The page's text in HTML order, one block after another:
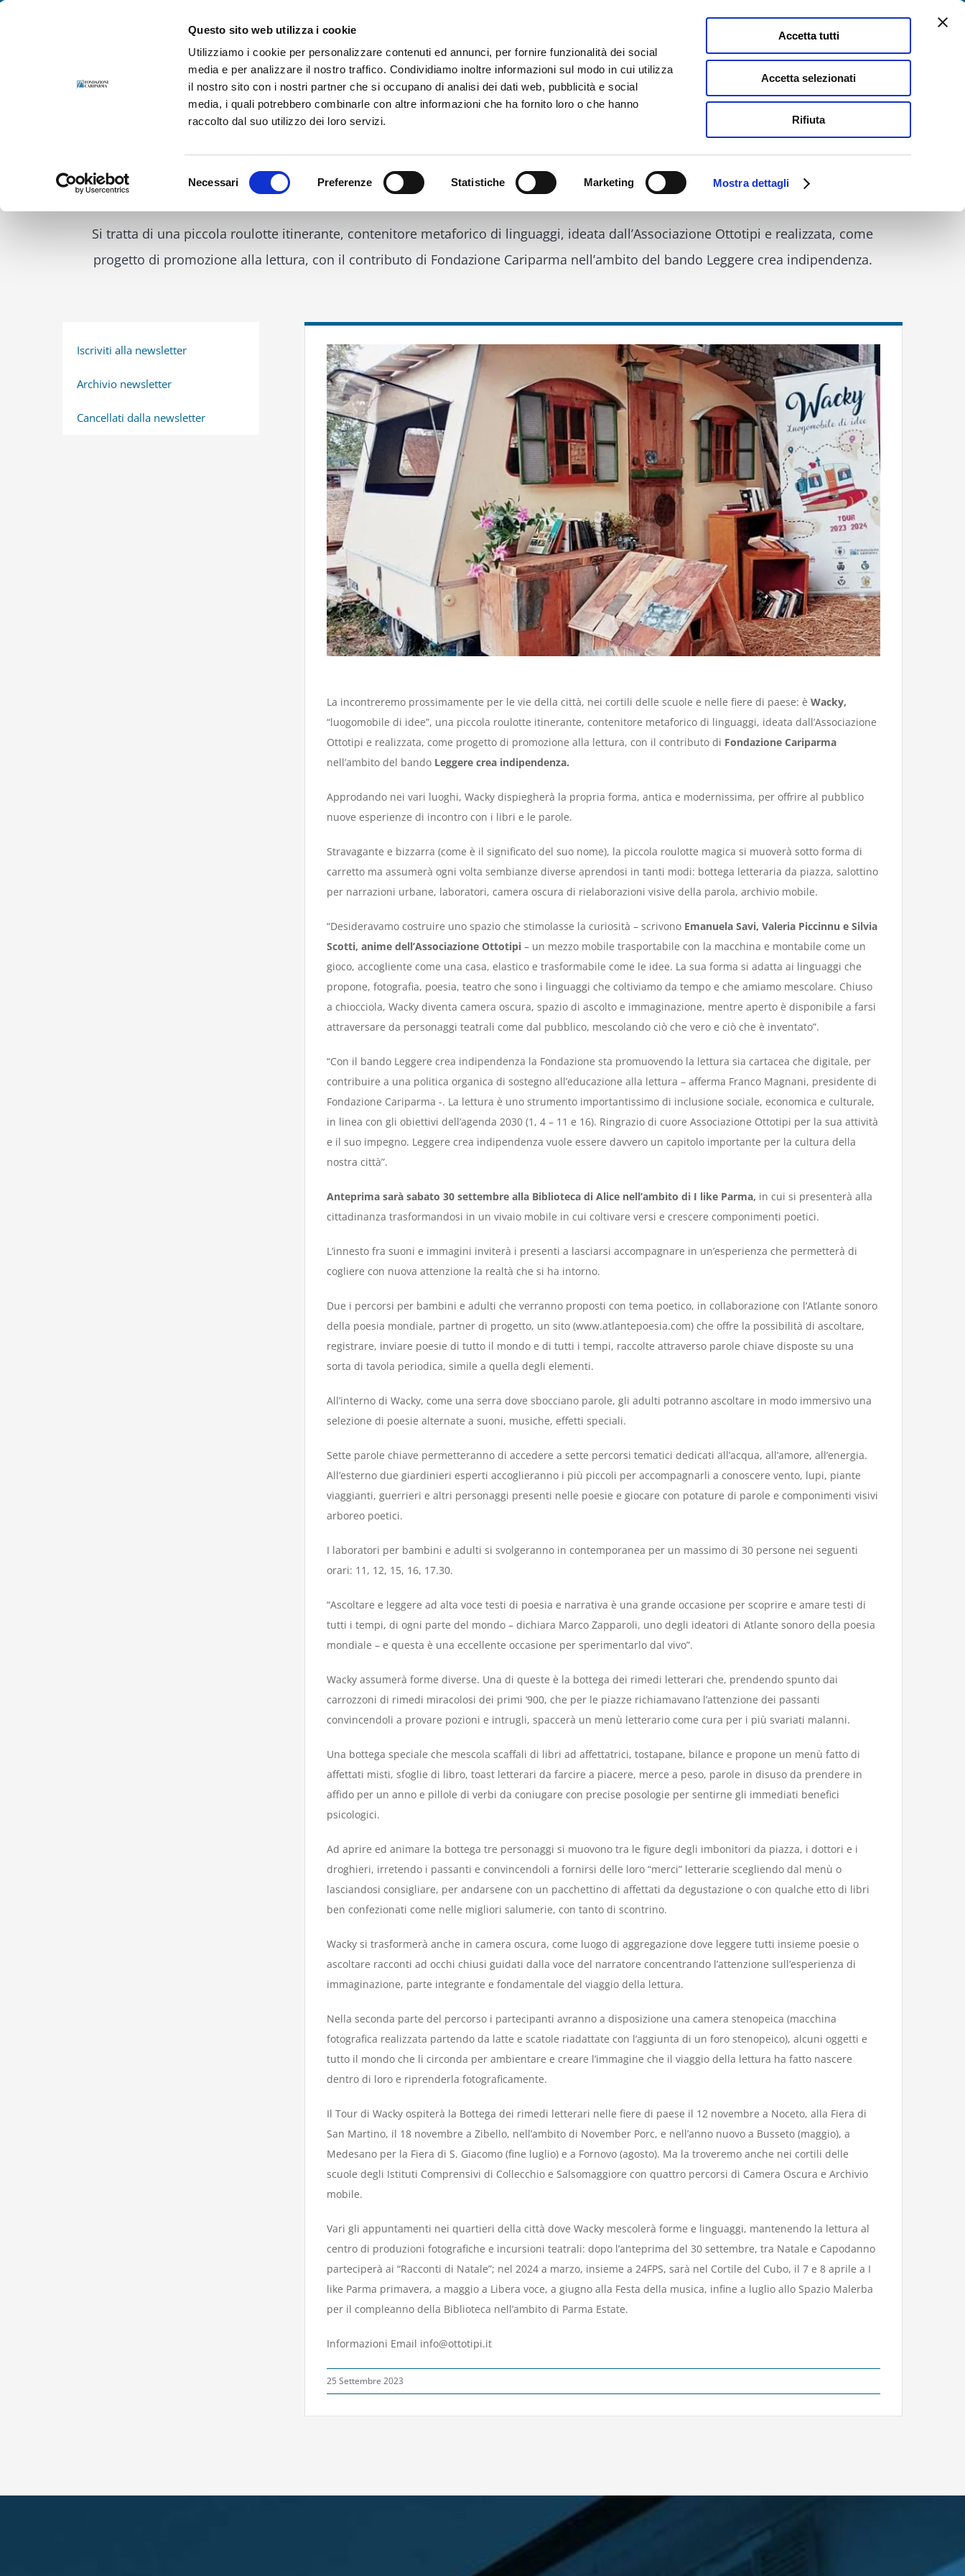
Questo sito web utilizza i cookie
Utilizziamo i cookie per personalizzare contenuti ed annunci, per fornire funzionalità dei social
media e per analizzare il nostro traffico. Condividiamo inoltre informazioni sul modo in cui utilizza
il nostro sito con i nostri partner che si occupano di analisi dei dati web, pubblicità e social
media, i quali potrebbero combinarle con altre informazioni che ha fornito loro o che hanno
raccolto dal suo utilizzo dei loro servizi.
Necessari Preferenze Statistiche Marketing Mostra dettagli
Accetta tutti
Accetta selezionati
Rifiuta
FacebookYouTubeLinkedInInstagramInstagramInstagram
La Fondazione Bilancio e trasparenza Cosa facciamo Comunicazione
Dal 30 settembre arriva Wacky, la “luogomobile” di idee
Si tratta di una piccola roulotte itinerante, contenitore metaforico di linguaggi, ideata dall’Associazione Ottotipi e realizzata, come
progetto di promozione alla lettura, con il contributo di Fondazione Cariparma nell’ambito del bando Leggere crea indipendenza.
Dal 30 settembre arriva Wacky, la “luogomobile” di idee
Ingrandisci
immagine
La incontreremo prossimamente per le vie della città, nei cortili delle scuole e nelle fiere di paese: èWacky,
“luogomobile di idee”, una piccola roulotte itinerante, contenitore metaforico di linguaggi, ideata dall’Associazione
Ottotipi e realizzata, come progetto di promozione alla lettura, con il contributo di Fondazione Cariparma
nell’ambito del bando Leggere crea indipendenza.
Approdando nei vari luoghi, Wacky dispiegherà la propria forma, antica e modernissima, per offrire al pubblico
nuove esperienze di incontro con i libri e le parole.
Stravagante e bizzarra (come è il significato del suo nome), la piccola roulotte magica si muoverà sotto forma di
carretto ma assumerà ogni volta sembianze diverse aprendosi in tanti modi: bottega letteraria da piazza, salottino
per narrazioni urbane, laboratori, camera oscura di rielaborazioni visive della parola, archivio mobile.
“Desideravamo costruire uno spazio che stimolasse la curiosità – scrivono Emanuela Savi, Valeria Piccinnu e Silvia
Scotti, anime dell’Associazione Ottotipi – un mezzo mobile trasportabile con la macchina e montabile come un
gioco, accogliente come una casa, elastico e trasformabile come le idee. La sua forma si adatta ai linguaggi che
propone, fotografia, poesia, teatro che sono i linguaggi che coltiviamo da tempo e che amiamo mescolare. Chiuso
a chiocciola, Wacky diventa camera oscura, spazio di ascolto e immaginazione, mentre aperto è disponibile a farsi
attraversare da personaggi teatrali come dal pubblico, mescolando ciò che vero e ciò che è inventato”.
“Con il bando Leggere crea indipendenza la Fondazione sta promuovendo la lettura sia cartacea che digitale, per
contribuire a una politica organica di sostegno all’educazione alla lettura – afferma Franco Magnani, presidente di
Fondazione Cariparma -. La lettura è uno strumento importantissimo di inclusione sociale, economica e culturale,
in linea con gli obiettivi dell’agenda 2030 (1, 4 – 11 e 16). Ringrazio di cuore Associazione Ottotipi per la sua attività
e il suo impegno. Leggere crea indipendenza vuole essere davvero un capitolo importante per la cultura della
nostra città”.
Anteprima sarà sabato 30 settembre alla Biblioteca di Alice nell’ambito di I like Parma, in cui si presenterà alla
cittadinanza trasformandosi in un vivaio mobile in cui coltivare versi e crescere componimenti poetici.
L’innesto fra suoni e immagini inviterà i presenti a lasciarsi accompagnare in un’esperienza che permetterà di
cogliere con nuova attenzione la realtà che si ha intorno.
Due i percorsi per bambini e adulti che verranno proposti con tema poetico, in collaborazione con l’Atlante sonoro
della poesia mondiale, partner di progetto, un sito (www.atlantepoesia.com) che offre la possibilità di ascoltare,
registrare, inviare poesie di tutto il mondo e di tutti i tempi, raccolte attraverso parole chiave disposte su una
sorta di tavola periodica, simile a quella degli elementi.
All’interno di Wacky, come una serra dove sbocciano parole, gli adulti potranno ascoltare in modo immersivo una
selezione di poesie alternate a suoni, musiche, effetti speciali.
Sette parole chiave permetteranno di accedere a sette percorsi tematici dedicati all’acqua, all’amore, all’energia.
All’esterno due giardinieri esperti accoglieranno i più piccoli per accompagnarli a conoscere vento, lupi, piante
viaggianti, guerrieri e altri personaggi presenti nelle poesie e giocare con potature di parole e componimenti visivi
arboreo poetici.
I laboratori per bambini e adulti si svolgeranno in contemporanea per un massimo di 30 persone nei seguenti
orari: 11, 12, 15, 16, 17.30.
“Ascoltare e leggere ad alta voce testi di poesia e narrativa è una grande occasione per scoprire e amare testi di
tutti i tempi, di ogni parte del mondo – dichiara Marco Zapparoli, uno degli ideatori di Atlante sonoro della poesia
mondiale – e questa è una eccellente occasione per sperimentarlo dal vivo”.
Wacky assumerà forme diverse. Una di queste è la bottega dei rimedi letterari che, prendendo spunto dai
carrozzoni di rimedi miracolosi dei primi ‘900, che per le piazze richiamavano l’attenzione dei passanti
convincendoli a provare pozioni e intrugli, spaccerà un menù letterario come cura per i più svariati malanni.
Una bottega speciale che mescola scaffali di libri ad affettatrici, tostapane, bilance e propone un menù fatto di
affettati misti, sfoglie di libro, toast letterari da farcire a piacere, merce a peso, parole in disuso da prendere in
affido per un anno e pillole di verbi da coniugare con precise posologie per sentirne gli immediati benefici
psicologici.
Ad aprire ed animare la bottega tre personaggi si muovono tra le figure degli imbonitori da piazza, i dottori e i
droghieri, irretendo i passanti e convincendoli a fornirsi delle loro “merci” letterarie scegliendo dal menù o
lasciandosi consigliare, per andarsene con un pacchettino di affettati da degustazione o con qualche etto di libri
ben confezionati come nelle migliori salumerie, con tanto di scontrino.
Wacky si trasformerà anche in camera oscura, come luogo di aggregazione dove leggere tutti insieme poesie o
ascoltare racconti ad occhi chiusi guidati dalla voce del narratore concentrando l’attenzione sull’esperienza di
immaginazione, parte integrante e fondamentale del viaggio della lettura.
Nella seconda parte del percorso i partecipanti avranno a disposizione una camera stenopeica (macchina
fotografica realizzata partendo da latte e scatole riadattate con l’aggiunta di un foro stenopeico), alcuni oggetti e
tutto il mondo che li circonda per ambientare e creare l’immagine che il viaggio della lettura ha fatto nascere
dentro di loro e riprenderla fotograficamente.
Il Tour di Wacky ospiterà la Bottega dei rimedi letterari nelle fiere di paese il 12 novembre a Noceto, alla Fiera di
San Martino, il 18 novembre a Zibello, nell’ambito di November Porc, e nell’anno nuovo a Busseto (maggio), a
Medesano per la Fiera di S. Giacomo (fine luglio) e a Fornovo (agosto). Ma la troveremo anche nei cortili delle
scuole degli Istituti Comprensivi di Collecchio e Salsomaggiore con quattro percorsi di Camera Oscura e Archivio
mobile.
Vari gli appuntamenti nei quartieri della città dove Wacky mescolerà forme e linguaggi, mantenendo la lettura al
centro di produzioni fotografiche e incursioni teatrali: dopo l’anteprima del 30 settembre, tra Natale e Capodanno
parteciperà ai “Racconti di Natale”; nel 2024 a marzo, insieme a 24FPS, sarà nel Cortile del Cubo, il 7 e 8 aprile a I
like Parma primavera, a maggio a Libera voce, a giugno alla Festa della musica, infine a luglio allo Spazio Malerba
per il compleanno della Biblioteca nell’ambito di Parma Estate.
Informazioni Email info@ottotipi.it
25 Settembre 2023
Iscriviti alla newsletter
Archivio newsletter
Cancellati dalla newsletter